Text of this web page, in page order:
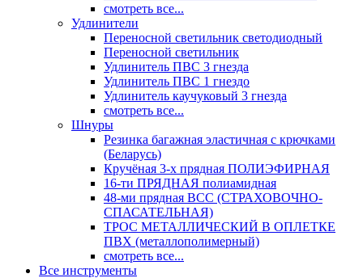
смотреть все...
Удлинители
Переносной светильник светодиодный
Переносной светильник
Удлинитель ПВС 3 гнезда
Удлинитель ПВС 1 гнездо
Удлинитель каучуковый 3 гнезда
смотреть все...
Шнуры
Резинка багажная эластичная с крючками
(Беларусь)
Кручёная 3-х прядная ПОЛИЭФИРНАЯ
16-ти ПРЯДНАЯ полиамидная
48-ми прядная ВСС (СТРАХОВОЧНО-
СПАСАТЕЛЬНАЯ)
ТРОС МЕТАЛЛИЧЕСКИЙ В ОПЛЕТКЕ
ПВХ (металлополимерный)
смотреть все...
Все инструменты